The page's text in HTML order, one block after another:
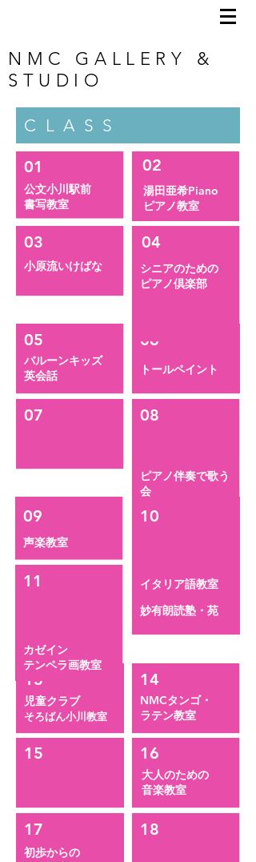
NMC GALLERY &
STUDIO
公文小川駅前
書写教室
01
湯田亜希Piano
ピアノ教室
02
18
17
初歩からの
16
大人のための
​音楽教室
15
14
NMCタンゴ・
​ラテン教室
13
児童クラブ
そろばん小川教室
12
妙有朗読塾・苑
11
カゼイン
テンペラ画教室
イタリア語教室
10
09
​声楽教室
08
ピアノ伴奏で歌う
会
07
06
トールペイント
05
バルーンキッズ
​英会話
04
シニアのための
​ピアノ倶楽部
03
小原流いけばな
CLASS